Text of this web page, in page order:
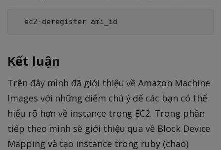
Kết luận
Trên đây mình đã giới thiệu về Amazon Machine
Images với những điểm chú ý để các bạn có thể
hiểu rõ hơn về instance trong EC2. Trong phần
tiếp theo mình sẽ giới thiệu qua về Block Device
Mapping và tạo instance trong ruby (chao)